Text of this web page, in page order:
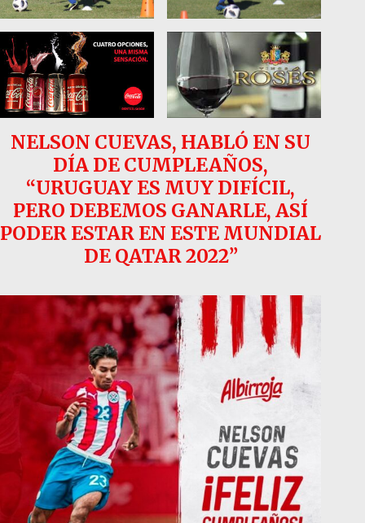
NELSON CUEVAS, HABLÓ EN SU
DÍA DE CUMPLEAÑOS,
“URUGUAY ES MUY DIFÍCIL,
PERO DEBEMOS GANARLE, ASÍ
PODER ESTAR EN ESTE MUNDIAL
DE QATAR 2022”